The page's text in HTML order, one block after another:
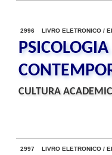
2996 LIVRO ELETRONICO /
CULTURA
2997 LIVRO ELETRONICO /